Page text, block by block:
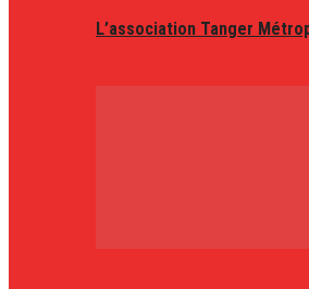
L’association Tanger